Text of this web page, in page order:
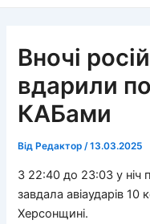
Вночі
вдарили
КАБами
Від Редактор/13.03.2025
З 22:40 до 23:03 у ніч
завдала авіаударів
Херсонщині.